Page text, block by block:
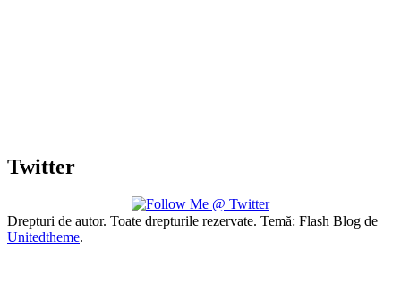
Twitter
Drepturi de autor. Toate drepturile rezervate. Temă: Flash Blog de
Unitedtheme.